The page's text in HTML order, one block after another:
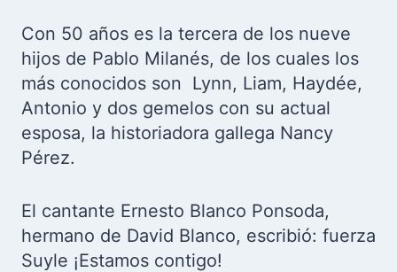
Con 50 años es la tercera de los nueve
hijos de Pablo Milanés, de los cuales los
más conocidos son Lynn, Liam, Haydée,
Antonio y dos gemelos con su actual
esposa, la historiadora gallega Nancy
Pérez.
El cantante Ernesto Blanco Ponsoda,
hermano de David Blanco, escribió: fuerza
Suyle ¡Estamos contigo!